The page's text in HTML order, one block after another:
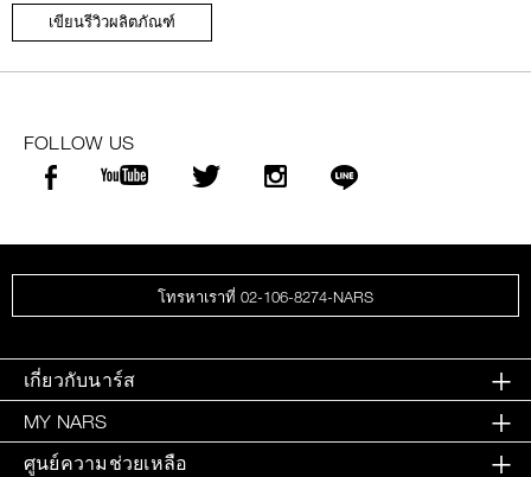
เขียนรีวิวผลิตภัณฑ์
FOLLOW US
โทรหาเราที่ 02-106-8274-NARS
เกี่ยวกับนาร์ส
MY NARS
ศูนย์ความช่วยเหลือ